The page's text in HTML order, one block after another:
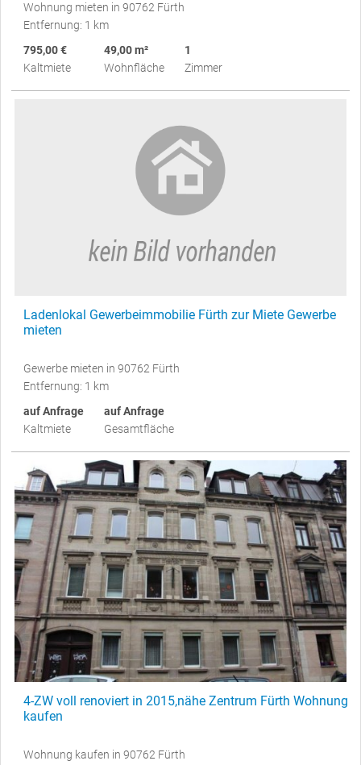
Wohnung mieten in 90762 Fürth
Entfernung: 1 km
795,00 €
Kaltmiete
49,00 m²
Wohnfläche
1
Zimmer
Ladenlokal Gewerbeimmobilie Fürth zur Miete Gewerbe
mieten
Gewerbe mieten in 90762 Fürth
Entfernung: 1 km
auf Anfrage
Kaltmiete
auf Anfrage
Gesamtfläche
4-ZW voll renoviert in 2015,nähe Zentrum Fürth Wohnung
kaufen
Wohnung kaufen in 90762 Fürth